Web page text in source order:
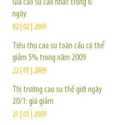
Giá cao su cao nhất trong 6
ngày
02 | 02 | 2009
Tiêu thụ cao su toàn cầu có thể
giảm 5% trong năm 2009
22 | 01 | 2009
Thị trường cao su thế giới ngày
20/1: giá giảm
21 | 01 | 2009